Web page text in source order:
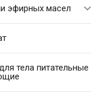
эфирных масел
тела питательные